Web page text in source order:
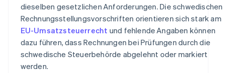
dieselben gesetzlichen Anforderungen. Die schwedischen
Rechnungsstellungsvorschriften orientieren sich stark am
EU-Umsatzsteuerrecht und fehlende Angaben können
dazu führen, dass Rechnungen bei Prüfungen durch die
schwedische Steuerbehörde abgelehnt oder markiert
werden.